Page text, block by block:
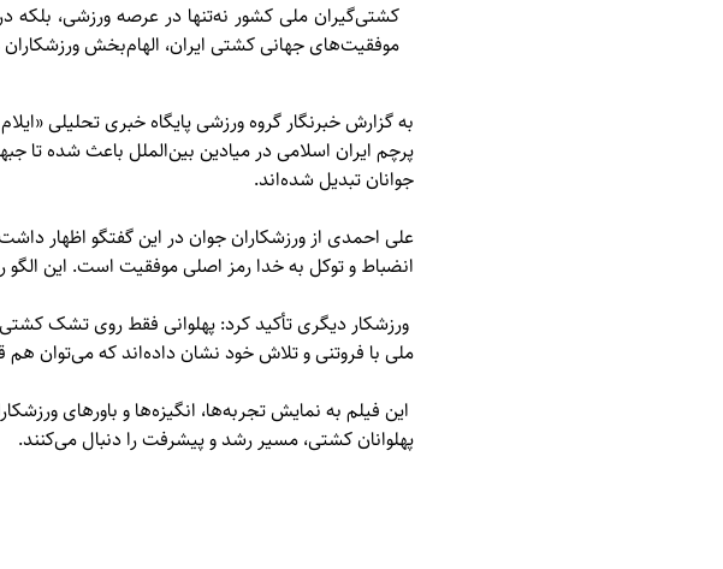
کشتی‌گیران ملی کشور نه‌تنها در عرصه ورزشی، بلکه
موفقیت‌های جهانی کشتی ایران، الهام‌بخش
به گزارش خبرنگار گروه ورزشی پایگاه خبری تحلیلی «
پرچم ایران اسلامی در میادین بین‌الملل باعث شده تا
جوانان تبدیل شده‌اند.
علی احمدی از ورزشکاران جوان در این گفتگو اظهار
انضباط و توکل به خدا رمز اصلی موفقیت است. این الگو
ورزشکار دیگری تأکید کرد: پهلوانی فقط روی تشک
ملی با فروتنی و تلاش خود نشان داده‌اند که می‌توان هم
این فیلم به نمایش تجربه‌ها، انگیزه‌ها و باورهای
پهلوانان کشتی، مسیر رشد و پیشرفت را دنبال می‌کنند.